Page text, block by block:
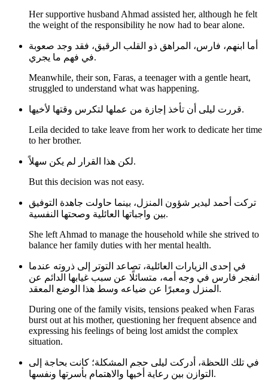
Her supportive husband Ahmad assisted her, although he felt
the weight of the responsibility he now had to bear alone.
أما ابنهم، فارس، المراهق ذو القلب الرقيق، فقد وجد صعوبة
في فهم ما يجري.
Meanwhile, their son, Faras, a teenager with a gentle heart,
struggled to understand what was happening.
قررت ليلى أن تأخذ إجازة من عملها لتكرس وقتها لأخيها.
Leila decided to take leave from her work to dedicate her time
to her brother.
لكن هذا القرار لم يكن سهلاً.
But this decision was not easy.
تركت أحمد ليدير شؤون المنزل، بينما حاولت جاهدة التوفيق
بين واجباتها العائلية وصحتها النفسية.
She left Ahmad to manage the household while she strived to
balance her family duties with her mental health.
في إحدى الزيارات العائلية، تصاعد التوتر إلى ذروته عندما
انفجر فارس في وجه أمه، متسائلًا عن سبب غيابها الدائم عن
المنزل ومعبرًا عن ضياعه وسط هذا الوضع المعقد.
During one of the family visits, tensions peaked when Faras
burst out at his mother, questioning her frequent absence and
expressing his feelings of being lost amidst the complex
situation.
في تلك اللحظة، أدركت ليلى حجم المشكلة؛ كانت بحاجة إلى
التوازن بين رعاية أخيها والاهتمام بأسرتها ونفسها.